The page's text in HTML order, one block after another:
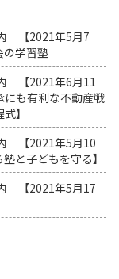
【2021年5月7
学習塾
【2021年6月11
も有利な不動産戦
】
【2021年5月10
子どもを守る】
【2021年5月17